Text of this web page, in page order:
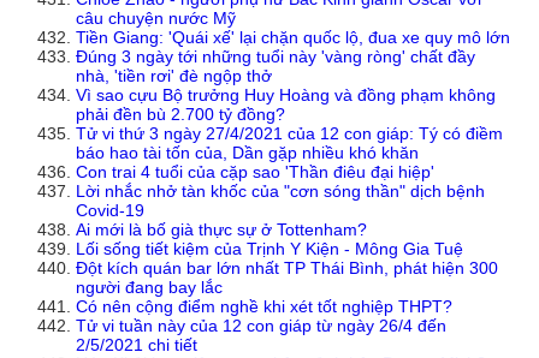
câu chuyện nước Mỹ
Tiền Giang: 'Quái xế' lại chặn quốc lộ, đua xe quy mô lớn
Đúng 3 ngày tới những tuổi này 'vàng ròng' chất đầy
nhà, 'tiền rơi' đè ngộp thở
Vì sao cựu Bộ trưởng Huy Hoàng và đồng phạm không
phải đền bù 2.700 tỷ đồng?
Tử vi thứ 3 ngày 27/4/2021 của 12 con giáp: Tý có điềm
báo hao tài tốn của, Dần gặp nhiều khó khăn
Con trai 4 tuổi của cặp sao 'Thần điêu đại hiệp'
Lời nhắc nhở tàn khốc của "cơn sóng thần" dịch bệnh
Covid-19
Ai mới là bố già thực sự ở Tottenham?
Lối sống tiết kiệm của Trịnh Y Kiện - Mông Gia Tuệ
Đột kích quán bar lớn nhất TP Thái Bình, phát hiện 300
người đang bay lắc
Có nên cộng điểm nghề khi xét tốt nghiệp THPT?
Tử vi tuần này của 12 con giáp từ ngày 26/4 đến
2/5/2021 chi tiết